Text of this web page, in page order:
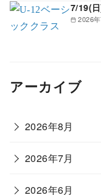
2026
7/19(
アーカイブ
2026年8月
2026年7月
2026年6月